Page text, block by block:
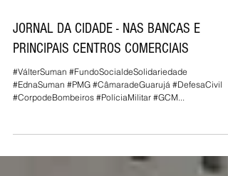
JORNAL DA CIDADE - NAS BANCAS E
PRINCIPAIS CENTROS COMERCIAIS
#VálterSuman #FundoSocialdeSolidariedade
#EdnaSuman #PMG #CâmaradeGuarujá #DefesaCivil
#CorpodeBombeiros #PolíciaMilitar #GCM...